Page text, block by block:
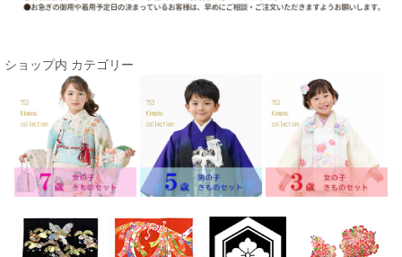
ショップ内 カテゴリー